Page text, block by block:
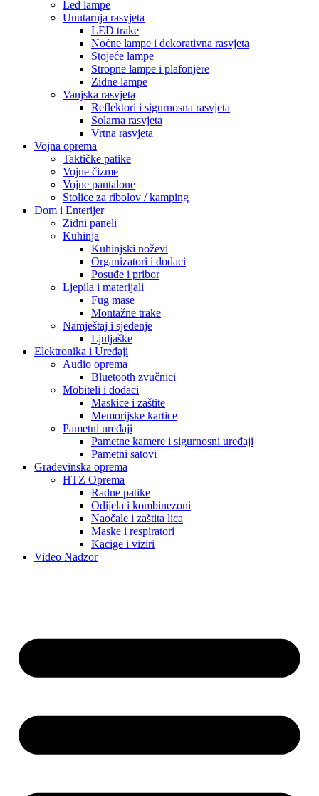
Led lampe
Unutarnja rasvjeta
LED trake
Noćne lampe i dekorativna rasvjeta
Stojeće lampe
Stropne lampe i plafonjere
Zidne lampe
Vanjska rasvjeta
Reflektori i sigurnosna rasvjeta
Solarna rasvjeta
Vrtna rasvjeta
Vojna oprema
Taktičke patike
Vojne čizme
Vojne pantalone
Stolice za ribolov / kamping
Dom i Enterijer
Zidni paneli
Kuhinja
Kuhinjski noževi
Organizatori i dodaci
Posuđe i pribor
Ljepila i materijali
Fug mase
Montažne trake
Namještaj i sjedenje
Ljuljaške
Elektronika i Uređaji
Audio oprema
Bluetooth zvučnici
Mobiteli i dodaci
Maskice i zaštite
Memorijske kartice
Pametni uređaji
Pametne kamere i sigurnosni uređaji
Pametni satovi
Građevinska oprema
HTZ Oprema
Radne patike
Odijela i kombinezoni
Naočale i zaštita lica
Maske i respiratori
Kacige i viziri
Video Nadzor